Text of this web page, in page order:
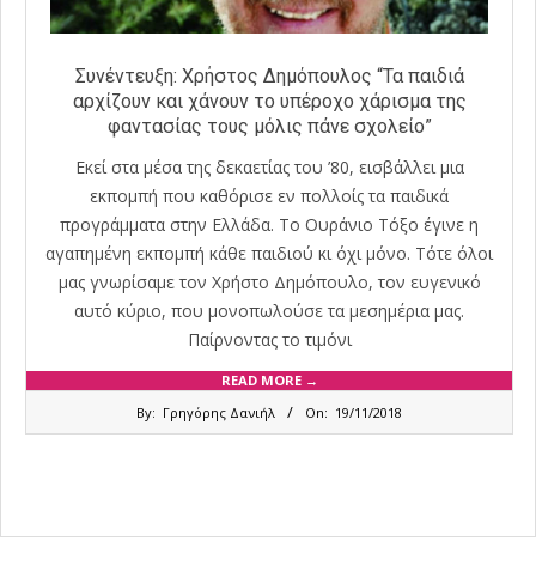
Συνέντευξη: Χρήστος Δημόπουλος “Τα παιδιά
αρχίζουν και χάνουν το υπέροχο χάρισμα της
φαντασίας τους μόλις πάνε σχολείο”
Εκεί στα μέσα της δεκαετίας του ’80, εισβάλλει μια
εκπομπή που καθόρισε εν πολλοίς τα παιδικά
προγράμματα στην Ελλάδα. Το Ουράνιο Τόξο έγινε η
αγαπημένη εκπομπή κάθε παιδιού κι όχι μόνο. Τότε όλοι
μας γνωρίσαμε τον Χρήστο Δημόπουλο, τον ευγενικό
αυτό κύριο, που μονοπωλούσε τα μεσημέρια μας.
Παίρνοντας το τιμόνι
READ MORE →
By: Γρηγόρης Δανιήλ On: 19/11/2018